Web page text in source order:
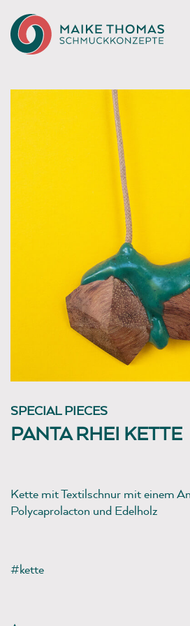
SPECIAL PIECES
PANTA RHEI KETTE
Kette mit Textilschnur mit einem
Polycaprolacton und Edelholz
#kette